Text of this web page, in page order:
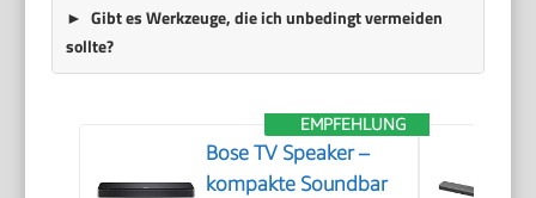
Gibt es Werkzeuge, die ich unbedingt vermeiden
sollte?
EMPFEHLUNG
Bose TV Speaker –
kompakte Soundbar